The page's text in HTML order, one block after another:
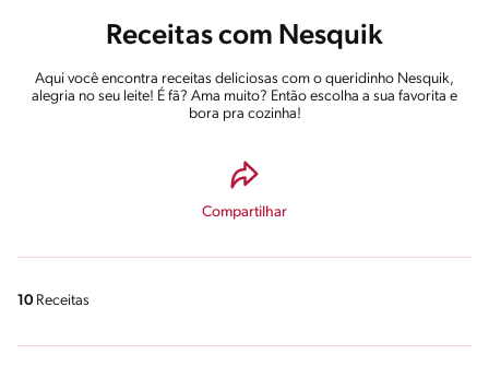
Receitas com Nesquik
Aqui você encontra receitas deliciosas com o queridinho Nesquik,
alegria no seu leite! É fã? Ama muito? Então escolha a sua favorita e
bora pra cozinha!
Compartilhar
10 Receitas